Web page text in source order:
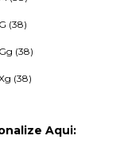
G (38)
Gg (38)
(38)
Aqui: